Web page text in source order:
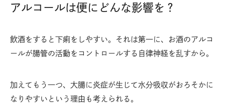
アルコールは便にどんな影響を？
飲酒をすると下痢をしやすい。それは第一に、お酒のアルコ
ールが腸管の活動をコントロールする自律神経を乱すから。
加えてもう一つ、大腸に炎症が生じて水分吸収がおろそかに
なりやすいという理由も考えられる。